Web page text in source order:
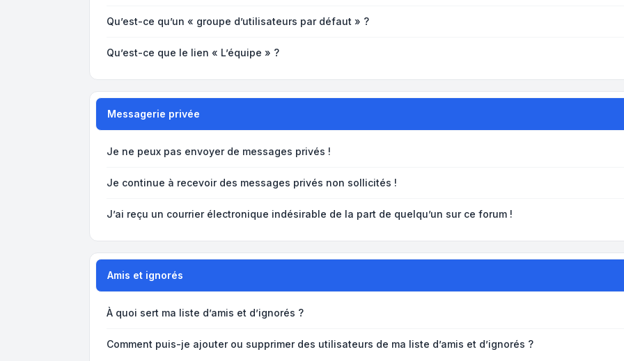
Qu’est-ce qu’un « groupe d’utilisateurs par défaut » ?
Qu’est-ce que le lien « L’équipe » ?
Messagerie privée
Je ne peux pas envoyer de messages privés !
Je continue à recevoir des messages privés non sollicités !
J’ai reçu un courrier électronique indésirable de la part de quelqu’un sur ce forum !
Amis et ignorés
À quoi sert ma liste d’amis et d’ignorés ?
Comment puis-je ajouter ou supprimer des utilisateurs de ma liste d’amis et d’ignorés ?